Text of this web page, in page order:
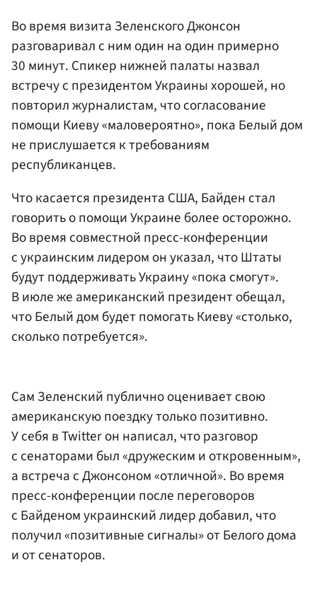
Во время визита Зеленского Джонсон
разговаривал с ним один на один примерно
30 минут. Спикер нижней палаты назвал
встречу с президентом Украины хорошей, но
повторил журналистам, что согласование
помощи Киеву «маловероятно», пока Белый дом
не прислушается к требованиям
республиканцев.
Что касается президента США, Байден стал
говорить о помощи Украине более осторожно.
Во время совместной пресс-конференции
с украинским лидером он указал, что Штаты
будут поддерживать Украину «пока смогут».
В июле же американский президент обещал,
что Белый дом будет помогать Киеву «столько,
сколько потребуется».
Сам Зеленский публично оценивает свою
американскую поездку только позитивно.
У себя в Twitter он написал, что разговор
с сенаторами был «дружеским и откровенным»,
а встреча с Джонсоном «отличной». Во время
пресс-конференции после переговоров
с Байденом украинский лидер добавил, что
получил «позитивные сигналы» от Белого дома
и от сенаторов.